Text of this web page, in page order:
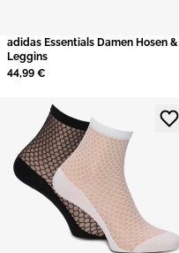
adidas Essentials Damen Hosen &
Leggins
44,99 €